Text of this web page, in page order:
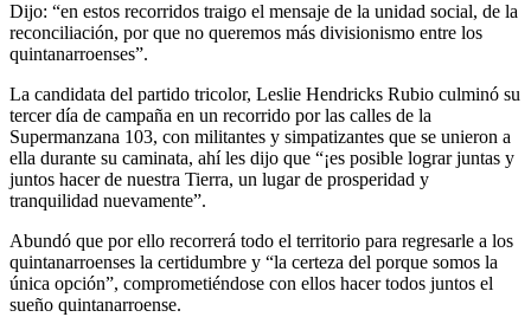
Dijo: “en estos recorridos traigo el mensaje de la unidad social, de la
reconciliación, por que no queremos más divisionismo entre los
quintanarroenses”.
La candidata del partido tricolor, Leslie Hendricks Rubio culminó su
tercer día de campaña en un recorrido por las calles de la
Supermanzana 103, con militantes y simpatizantes que se unieron a
ella durante su caminata, ahí les dijo que “¡es posible lograr juntas y
juntos hacer de nuestra Tierra, un lugar de prosperidad y
tranquilidad nuevamente”.
Abundó que por ello recorrerá todo el territorio para regresarle a los
quintanarroenses la certidumbre y “la certeza del porque somos la
única opción”, comprometiéndose con ellos hacer todos juntos el
sueño quintanarroense.